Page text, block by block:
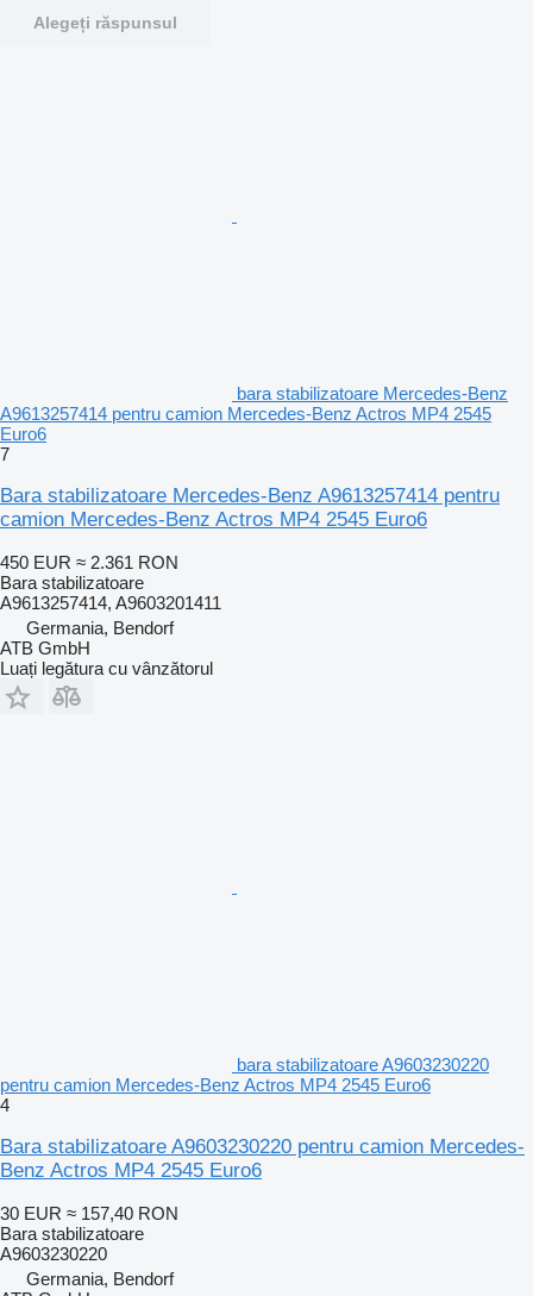
Alegeți răspunsul
bara stabilizatoare Mercedes-Benz
A9613257414 pentru camion Mercedes-Benz Actros MP4 2545
Euro6
7
Bara stabilizatoare Mercedes-Benz A9613257414 pentru
camion Mercedes-Benz Actros MP4 2545 Euro6
450 EUR ≈ 2.361 RON
Bara stabilizatoare
A9613257414, A9603201411
Germania, Bendorf
ATB GmbH
Luați legătura cu vânzătorul
bara stabilizatoare A9603230220
pentru camion Mercedes-Benz Actros MP4 2545 Euro6
4
Bara stabilizatoare A9603230220 pentru camion Mercedes-
Benz Actros MP4 2545 Euro6
30 EUR ≈ 157,40 RON
Bara stabilizatoare
A9603230220
Germania, Bendorf